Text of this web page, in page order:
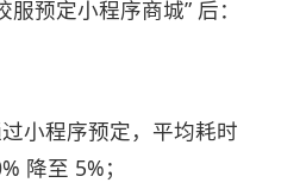
预定小程序商城” 后：
小程序预定，平均耗时
降至 5%；